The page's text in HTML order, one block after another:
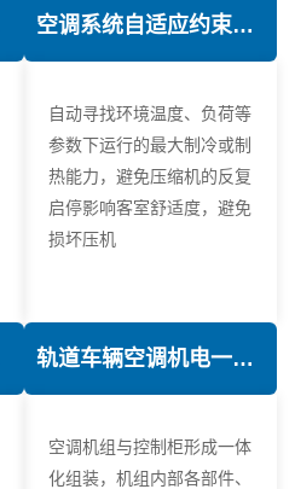
空调系统自适应约束控制技术
自动寻找环境温度、负荷等
参数下运行的最大制冷或制
热能力，避免压缩机的反复
启停影响客室舒适度，避免
损坏压机
轨道车辆空调机电一体化技术
空调机组与控制柜形成一体
化组装，机组内部各部件、